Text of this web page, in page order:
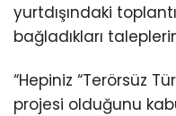
yurtdışındaki
bağladıkları
“Hepiniz “Terörsüz
projesi olduğunu